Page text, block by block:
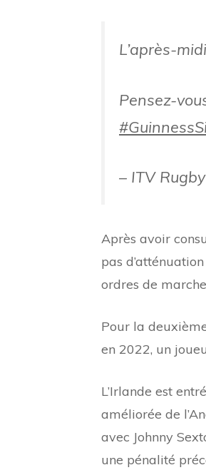
L’après-
Pensez-
– ITV
Après avoir
pas
ordres de
Pour la
en 2022, un
L’Irlande est
améliorée de
avec Johnny
une pénalité